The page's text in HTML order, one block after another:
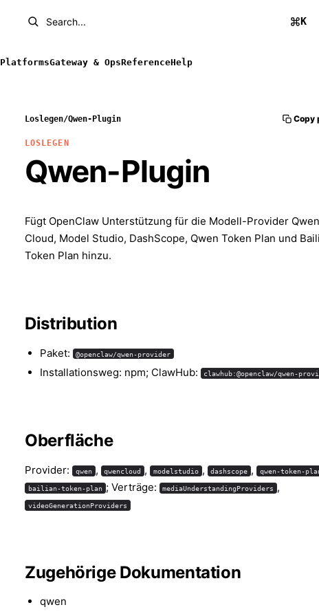
Search... K
PlatformsGateway & OpsReferenceHelp
Loslegen/Qwen-Plugin Copy
LOSLEGEN
Qwen-Plugin
Fügt OpenClaw Unterstützung für die Modell-Provider
Cloud, Model Studio, DashScope, Qwen Token Plan und
Token Plan hinzu.
Distribution
Paket: @openclaw/qwen-provider
Installationsweg: npm; ClawHub: clawhub:@openclaw/qwen-
Oberfläche
Provider: qwen , qwencloud , modelstudio , dashscope , qwen-token-
bailian-token-plan ; Verträge: mediaUnderstandingProviders ,
videoGenerationProviders
Zugehörige Dokumentation
qwen